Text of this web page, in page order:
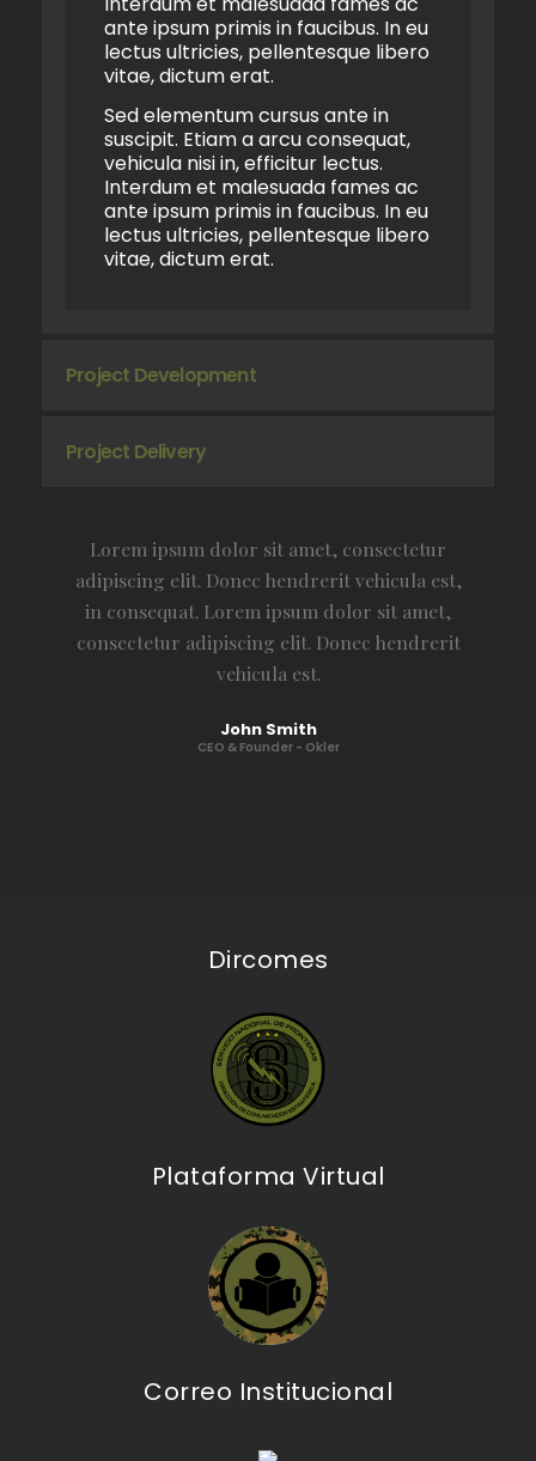
ante ipsum primis in faucibus. In eu
lectus ultricies, pellentesque libero
vitae, dictum erat.
Sed elementum cursus ante in
suscipit. Etiam a arcu consequat,
vehicula nisi in, efficitur lectus.
Interdum et malesuada fames ac
ante ipsum primis in faucibus. In eu
lectus ultricies, pellentesque libero
vitae, dictum erat.
Project Development
Project Delivery
Lorem ipsum dolor sit amet, consectetur
adipiscing elit. Donec hendrerit vehicula est,
in consequat. Lorem ipsum dolor sit amet,
consectetur adipiscing elit. Donec hendrerit
vehicula est.
John Smith
CEO & Founder - Okler
Dircomes
Plataforma Virtual
Correo Institucional